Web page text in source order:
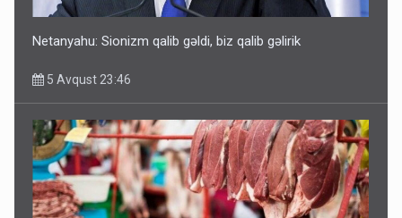
Rusiya azərbaycanlı diasporun obyektini məhv etdi -
Netanyahu: Sionizm qalib gəldi, biz qalib gəlirik
5 Avqust 23:46